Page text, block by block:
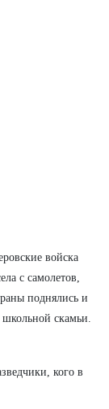
войска
с самолетов,
поднялись и
скамьи.
кого в